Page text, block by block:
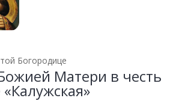
Богородице
Матери в честь